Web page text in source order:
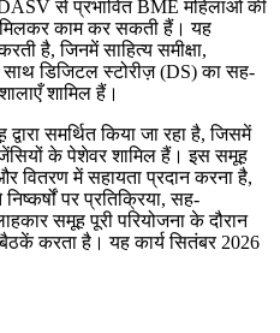
से प्रभावित BME महिलाओं की
मिलकर काम कर सकती हैं। यह
है, जिनमें साहित्य समीक्षा,
साथ डिजिटल स्टोरीज़ (DS) का सह-
शामिल हैं।
समर्थित किया जा रहा है, जिसमें
के पेशेवर शामिल हैं। इस समूह
वितरण में सहायता प्रदान करना है,
पर प्रतिक्रिया, सह-
समूह पूरी परियोजना के दौरान
करता है। यह कार्य सितंबर 2026